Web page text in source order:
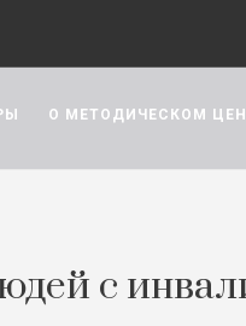
О МЕТОДИЧЕСКОМ
с